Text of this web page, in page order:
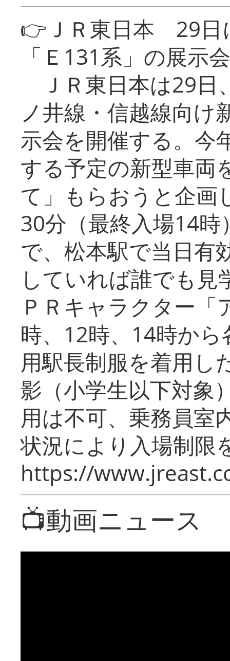
👉ＪＲ東日本 29日
「Ｅ131系」の展示会
ＪＲ東日本は29日
ノ井線・信越線向け
示会を開催する。今
する予定の新型車両
て」もらおうと企画
30分（最終入場14
で、松本駅で当日有
していれば誰でも
ＰＲキャラクター
時、12時、14時か
用駅長制服を着用し
影（小学生以下対象
用は不可、乗務員室
状況により入場制限
https://
📺動画ニュース